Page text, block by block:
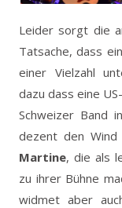
Leider sorgt die
Tatsache, dass
einer Vielzahl
dazu dass eine
Schweizer Band
dezent den Wind
Martine, die als
zu ihrer Bühne
widmet aber